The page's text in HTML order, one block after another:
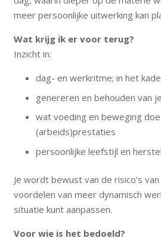
meer persoonlijke uitwerking kan
Wat krijg ik er voor terug?
Inzicht in:
dag- en werkritme; in het
genereren en behouden van
wat voeding en beweging
(arbeids)prestaties
persoonlijke leefstijl en
Je wordt bewust van de risico’s
voordelen van meer dynamisch
situatie kunt aanpassen.
Voor wie is het bedoeld?